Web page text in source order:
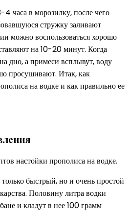
4 часа в морозилку, после чего
стружку заливают
можно воспользоваться хорошо
на 10-20 минут. Когда
дно, а примеси всплывут, воду
просушивают. Итак, как
на водке и как правильно ее
настойки прополиса на водке.
быстрый, но и очень простой
Половину литра водки
и кладут в нее 100 грамм